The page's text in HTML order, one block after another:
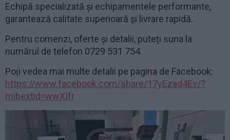
Echipă specializată și echipamentele performante,
garantează calitate superioară și livrare rapidă.
Pentru comenzi, oferte și detalii, puteți suna la
numărul de telefon 0729 531 754.
Poți vedea mai multe detalii pe pagina de Facebook:
https://www.facebook.com/share/17yEzad4Ev/?
mibextid=wwXIfr